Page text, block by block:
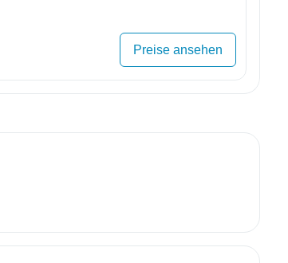
Preise ansehen